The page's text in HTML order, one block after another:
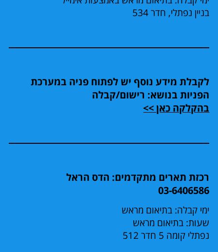
בניין נפתלי, חדר 534
לקבלת מידע נוסף יש לפתוח פניה במערכת
הפניות בנושא: רישום/קבלה
בהקלקה כאן >>
רכזת תארים מתקדמים: הדס הראל
03-6406586
ימי קבלה: בתיאום מראש
שעות: בתיאום מראש
נפתלי קומה 5 חדר 512